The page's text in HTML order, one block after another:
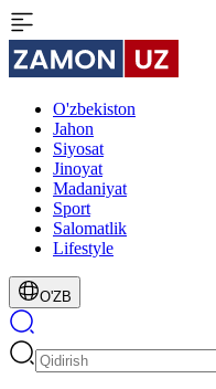
O'zbekiston
Jahon
Siyosat
Jinoyat
Madaniyat
Sport
Salomatlik
Lifestyle
O'ZB